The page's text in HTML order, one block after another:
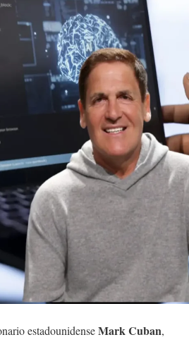
estadounidenseMark Cuban,